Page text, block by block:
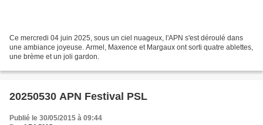
Ce mercredi 04 juin 2025, sous un ciel nuageux, l'APN s'est déroulé dans
une ambiance joyeuse. Armel, Maxence et Margaux ont sorti quatre ablettes,
une brème et un joli gardon.
20250530 APN Festival PSL
Publié le 30/05/2015 à 09:44